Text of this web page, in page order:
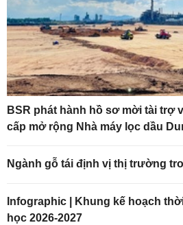
BSR phát hành hồ sơ mời tài trợ
cấp mở rộng Nhà máy lọc dầu
Ngành gỗ tái định vị thị trường
Infographic | Khung kế hoạch
học 2026-2027